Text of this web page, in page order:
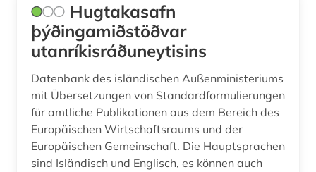
Hugtakasafn
þýðingamiðstöðvar
utanríkisráðuneytisins
Datenbank des isländischen Außenministeriums
mit Übersetzungen von Standardformulierungen
für amtliche Publikationen aus dem Bereich des
Europäischen Wirtschaftsraums und der
Europäischen Gemeinschaft. Die Hauptsprachen
sind Isländisch und Englisch, es können auch